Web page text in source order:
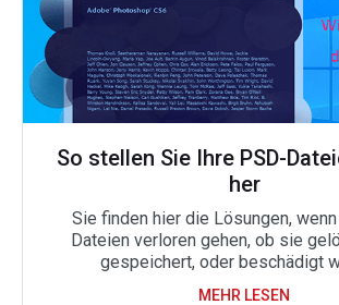
So stellen Sie Ihre PSD-
her
Sie finden hier die Lösungen,
Dateien verloren gehen, ob sie
gespeichert, oder beschädigt
MEHR LESEN